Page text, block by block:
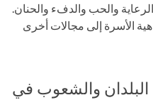
والحب والدفء والحنان.
الأسرة إلى مجالات أخرى
البلدان والشعوب في